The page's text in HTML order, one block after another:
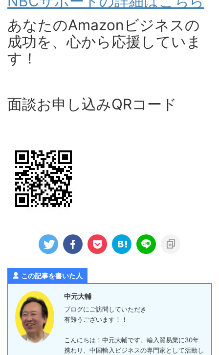
あなたのAmazonビジネスの
成功を、心から応援していま
す！
面談お申し込みQRコード
この記事を書いた人
中元大輔
ブログにご訪問していただき
有難うございます！！
こんにちは！中元大輔です。輸入貿易業に30年
携わり、中国輸入ビジネスの専門家として活動し